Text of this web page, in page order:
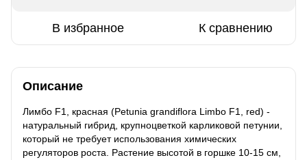
В избранное К сравнению
Описание
Лимбо F1, красная (Petunia grandiflora Limbo F1, red) -
натуральный гибрид, крупноцветкой карликовой петунии,
который не требует использования химических
регуляторов роста. Растение высотой в горшке 10-15 см,